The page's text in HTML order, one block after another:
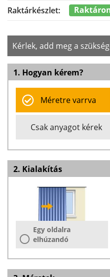
Raktárkészlet:
Kérlek, add meg a
1. Hogyan kérem?
Méretre varrva
Csak anyagot kérek
2. Kialakítás
Egy oldalra
elhúzandó